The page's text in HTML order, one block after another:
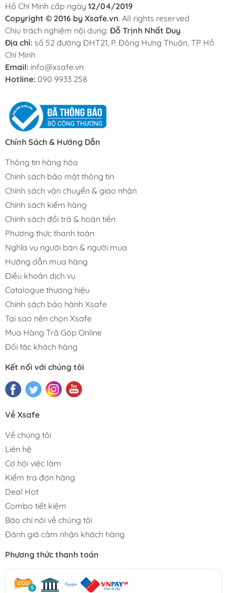
Hồ Chí Minh cấp ngày 12/04/2019
Copyright © 2016 by Xsafe.vn. All rights reserved
Chịu trách nghiệm nội dung: Đỗ Trịnh Nhất Duy
Địa chỉ: số 52 đường ĐHT21, P. Đông Hưng Thuận, TP Hồ
Chí Minh
Email: info@xsafe.vn
Hotline: 090 9933 258
Chính Sách & Hướng Dẫn
Thông tin hàng hóa
Chính sách bảo mật thông tin
Chính sách vận chuyển & giao nhận
Chính sách kiểm hàng
Chính sách đổi trả & hoàn tiền
Phương thức thanh toán
Nghĩa vụ người bán & người mua
Hướng dẫn mua hàng
Điều khoản dịch vụ
Catalogue thương hiệu
Chính sách bảo hành Xsafe
Tại sao nên chọn Xsafe
Mua Hàng Trả Góp Online
Đối tác khách hàng
Kết nối với chúng tôi
Về Xsafe
Về chúng tôi
Liên hệ
Cơ hội việc làm
Kiểm tra đơn hàng
Deal Hot
Combo tiết kiệm
Báo chí nói về chúng tôi
Đánh giá cảm nhận khách hàng
Phương thức thanh toán